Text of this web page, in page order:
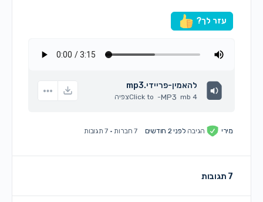
עזר לך?
להאמין-פריידי.mp3
4 mb
MP3
-
Click toצפיה
מירי הגיבהלפני 2 חודשים 7 חברות · 7 תגובות
7 תגובות